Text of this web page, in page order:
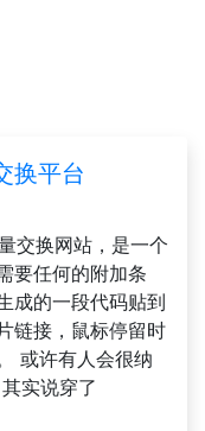
换平台
交换网站，是一个
要任何的附加条
成的一段代码贴到
链接，鼠标停留时
或许有人会很纳
实说穿了